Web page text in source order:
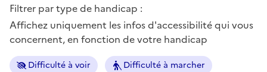
Filtrer par type de handicap :
Affichez uniquement les infos d'accessibilité qui vous
concernent, en fonction de votre handicap
Difficulté à voir Difficulté à marcher